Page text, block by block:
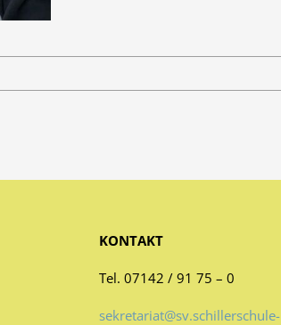
KONTAKT
Tel. 07142 / 91 75 – 0
sekretariat@sv.schillerschule-